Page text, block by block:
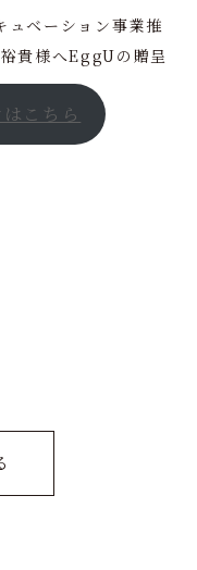
ベーション事業推
貴様へEggUの贈呈
こちら